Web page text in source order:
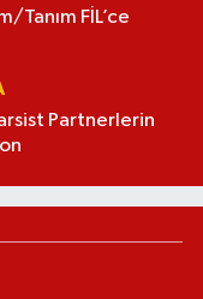
Tanım FİL’ce
Partnerlerin